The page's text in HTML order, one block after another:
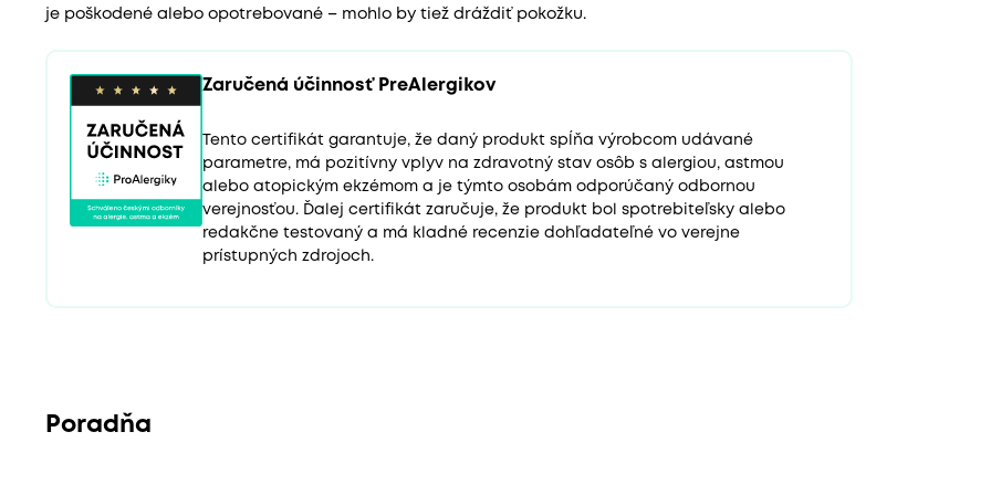
je poškodené alebo opotrebované – mohlo by tiež dráždiť pokožku.
Zaručená účinnosť PreAlergikov
Tento certifikát garantuje, že daný produkt spĺňa výrobcom udávané
parametre, má pozitívny vplyv na zdravotný stav osôb s alergiou, astmou
alebo atopickým ekzémom a je týmto osobám odporúčaný odbornou
verejnosťou. Ďalej certifikát zaručuje, že produkt bol spotrebiteľsky alebo
redakčne testovaný a má kladné recenzie dohľadateľné vo verejne
prístupných zdrojoch.
Poradňa